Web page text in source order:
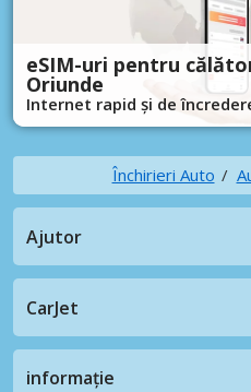
eSIM-uri pentru
Oriunde
Internet rapid și de
Închirieri Auto
Ajutor
CarJet
informație